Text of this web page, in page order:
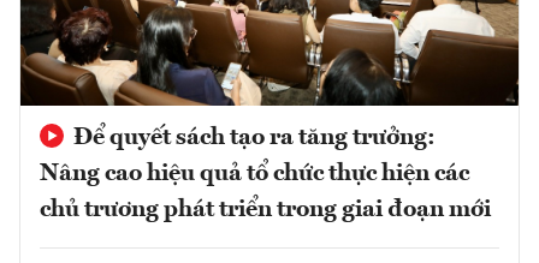
Để quyết sách tạo ra tăng trưởng:
Nâng cao hiệu quả tổ chức thực hiện các
chủ trương phát triển trong giai đoạn mới